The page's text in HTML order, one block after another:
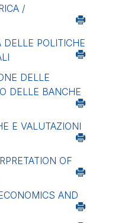
/
POLITICHE
DELLE
DELLE BANCHE
E VALUTAZIONI
OF
AND